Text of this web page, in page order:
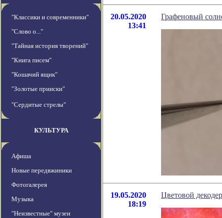
"Классики и современники"
"Слово о..."
"Тайная история творений"
"Книга писем"
"Кошачий ящик"
"Золотые прииски"
"Сердитые стрелы"
КУЛЬТУРА
Афиша
Новые передвжиники
Фотогалерея
Музыка
"Неизвестные" музеи
20.05.2020
13:41
Графеновый
19.05.2020
18:19
Цветовой